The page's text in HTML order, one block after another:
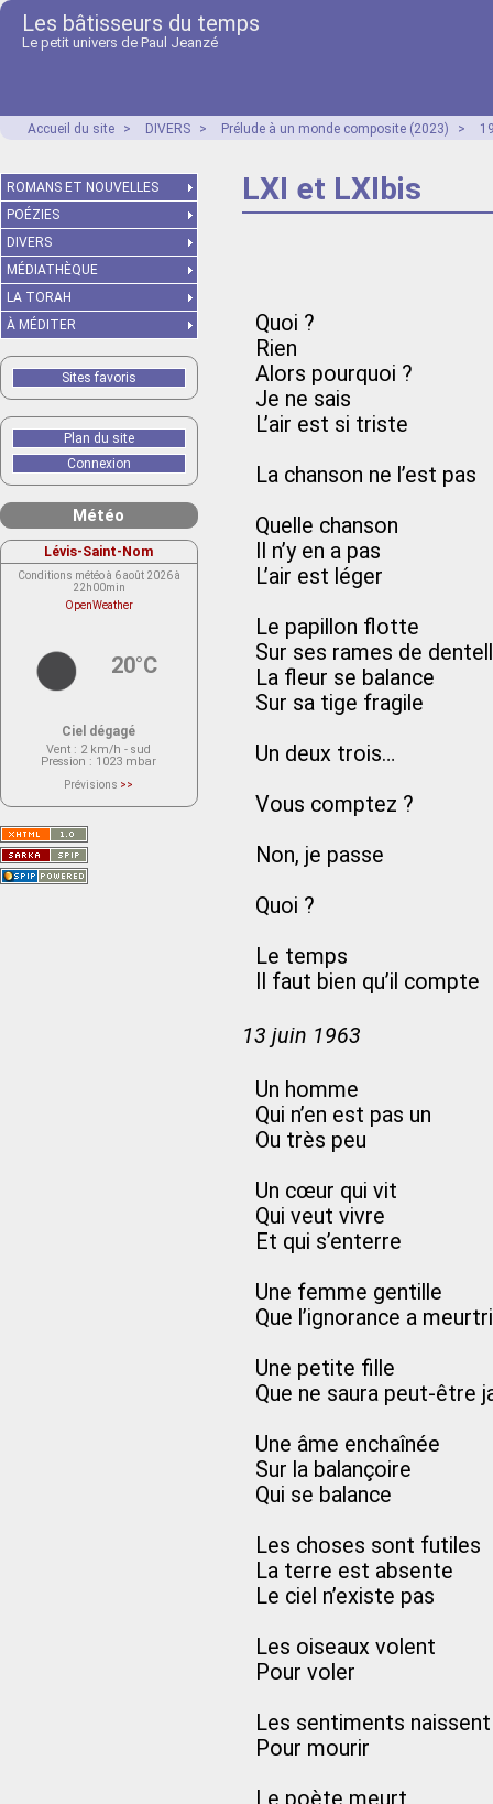
Les bâtisseurs du temps
Le petit univers de Paul Jeanzé
Accueil du site > DIVERS > Prélude à un monde composite (2023) >
LXI et LXIbis
Quoi ?
Rien
Alors pourquoi ?
Je ne sais
L’air est si triste
La chanson ne l’est pas
Quelle chanson
Il n’y en a pas
L’air est léger
Le papillon flotte
Sur ses rames de
La fleur se balance
Sur sa tige fragile
Un deux trois…
Vous comptez ?
Non, je passe
Quoi ?
Le temps
Il faut bien qu’il compte
13 juin 1963
Un homme
Qui n’en est pas un
Ou très peu
Un cœur qui vit
Qui veut vivre
Et qui s’enterre
Une femme gentille
Que l’ignorance a
Une petite fille
Que ne saura peut-être
Une âme enchaînée
Sur la balançoire
Qui se balance
Les choses sont futiles
La terre est absente
Le ciel n’existe pas
Les oiseaux volent
Pour voler
Les sentiments naissent
Pour mourir
ROMANS ET NOUVELLES
POÉZIES
DIVERS
MÉDIATHÈQUE
LA TORAH
À MÉDITER
Sites favoris
Plan du site
Connexion
Météo
Lévis-Saint-Nom
Conditions météo à 6 août 2026 à
22h00min
OpenWeather
20°C
Ciel dégagé
Vent : 2 km/h - sud
Pression : 1023 mbar
Prévisions >>
actuellement aucune prévision
Saint-Nom.
Veuillez consulter le message du
service ci-dessous.
(401 - Invalid API key. Please see
https://openweathermap.org/faq#error401